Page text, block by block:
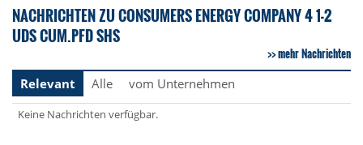
NACHRICHTEN ZU CONSUMERS ENERGY COMPANY 4 1-2
UDS CUM.PFD SHS
mehr Nachrichten
Relevant
Alle vom Unternehmen
Keine Nachrichten verfügbar.